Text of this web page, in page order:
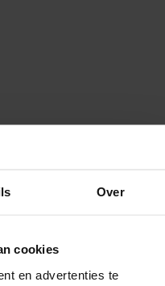
Over
cookies
en advertenties te